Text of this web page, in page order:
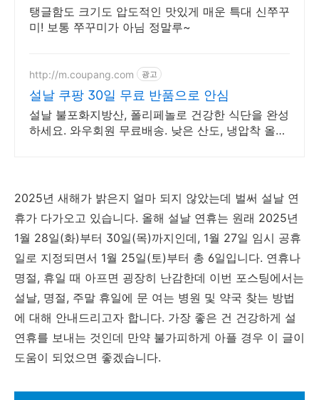
신쭈꾸미!
탱글함도 크기도 압도적인 맛있게 매운 특대 신쭈꾸
미! 보통 쭈꾸미가 아님 정말루~
http://m.coupang.com 광고
설날 쿠팡 30일 무료 반품으로 안심
설날 불포화지방산, 폴리페놀로 건강한 식단을 완성
하세요. 와우회원 무료배송. 낮은 산도, 냉압착 올리
2025년 새해가 밝은지 얼마 되지 않았는데 벌써 설날 연
휴가 다가오고 있습니다. 올해 설날 연휴는 원래 2025년
1월 28일(화)부터 30일(목)까지인데, 1월 27일 임시 공휴
일로 지정되면서 1월 25일(토)부터 총 6일입니다. 연휴나
명절, 휴일 때 아프면 굉장히 난감한데 이번 포스팅에서는
설날, 명절, 주말 휴일에 문 여는 병원 및 약국 찾는 방법
에 대해 안내드리고자 합니다. 가장 좋은 건 건강하게 설
연휴를 보내는 것인데 만약 불가피하게 아플 경우 이 글이
도움이 되었으면 좋겠습니다.